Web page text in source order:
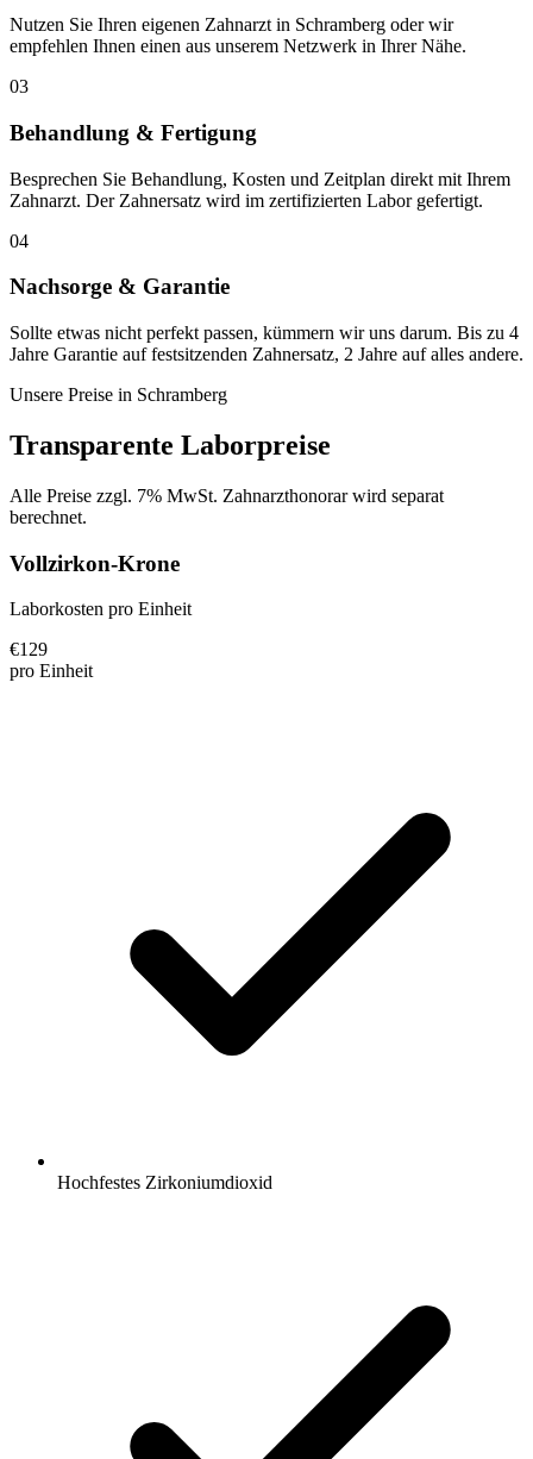
Nutzen Sie Ihren eigenen Zahnarzt in Schramberg oder wir
empfehlen Ihnen einen aus unserem Netzwerk in Ihrer Nähe.
03
Behandlung & Fertigung
Besprechen Sie Behandlung, Kosten und Zeitplan direkt mit Ihrem
Zahnarzt. Der Zahnersatz wird im zertifizierten Labor gefertigt.
04
Nachsorge & Garantie
Sollte etwas nicht perfekt passen, kümmern wir uns darum. Bis zu 4
Jahre Garantie auf festsitzenden Zahnersatz, 2 Jahre auf alles andere.
Unsere Preise in Schramberg
Transparente Laborpreise
Alle Preise zzgl. 7% MwSt. Zahnarzthonorar wird separat
berechnet.
Vollzirkon-Krone
Laborkosten pro Einheit
€129
pro Einheit
Hochfestes Zirkoniumdioxid